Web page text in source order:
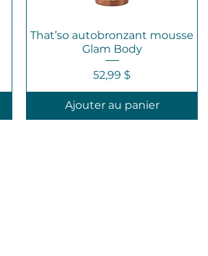
That’so autobronzant mousse
Glam Body
Prix
52,99 $
Ajouter au panier